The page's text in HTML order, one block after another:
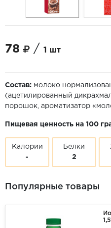
78 / 1 шт
Состав: молоко
(ацетилированный
порошок, ароматизатор
Пищевая ценность на 100
Калории
-
Белки
2
Популярные товары